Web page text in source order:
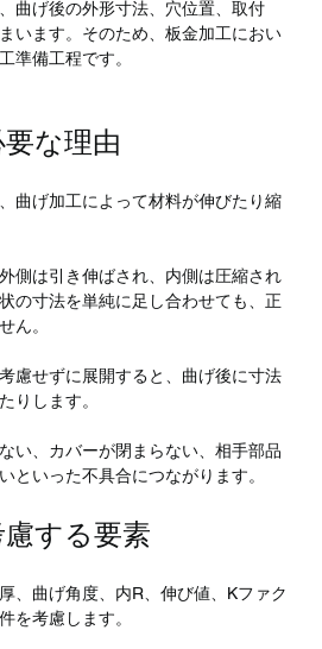
曲げ後の外形寸法、穴位置、取付
います。そのため、板金加工におい
準備工程です。
な理由
曲げ加工によって材料が伸びたり縮
側は引き伸ばされ、内側は圧縮され
の寸法を単純に足し合わせても、正
ん。
慮せずに展開すると、曲げ後に寸法
りします。
い、カバーが閉まらない、相手部品
といった不具合につながります。
する要素
、曲げ角度、内R、伸び値、Kファク
を考慮します。